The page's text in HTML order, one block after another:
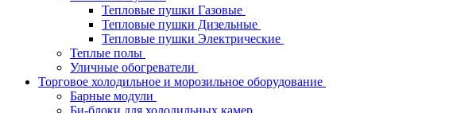
Тепловые пушки Газовые
Тепловые пушки Дизельные
Тепловые пушки Электрические
Теплые полы
Уличные обогреватели
Торговое холодильное и морозильное оборудование
Барные модули
Би-блоки для холодильных камер